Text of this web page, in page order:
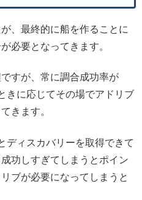
、最終的に船を作ることに
必要となってきます。
すが、常に調合成功率が
きに応じてその場でアドリブ
きます。
ディスカバリーを取得できて
功しすぎてしまうとポイン
ブが必要になってしまうと